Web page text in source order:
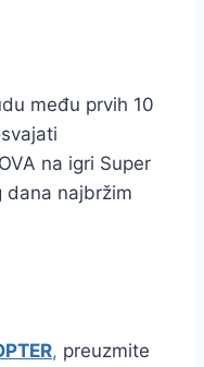
među prvih 10
na igri Super
dana najbržim
, preuzmite